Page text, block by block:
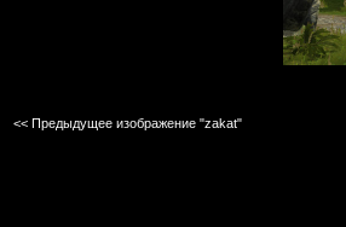
<< Предыдущее изображение "zakat"